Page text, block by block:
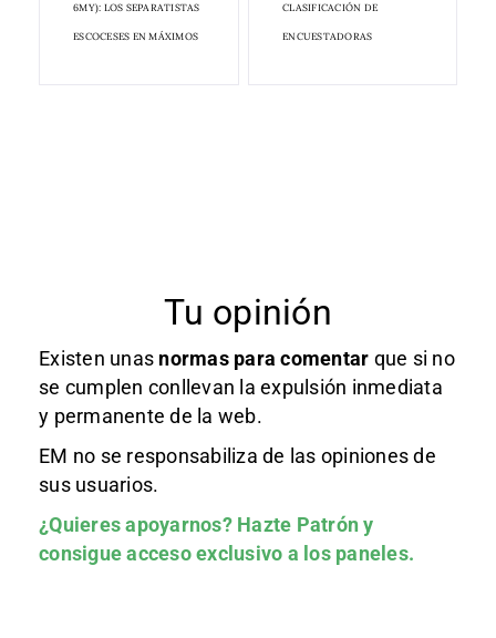
6MY): LOS SEPARATISTAS
ESCOCESES EN MÁXIMOS
CLASIFICACIÓN DE
ENCUESTADORAS
Tu opinión
Existen unas normas para comentar que si no
se cumplen conllevan la expulsión inmediata
y permanente de la web.
EM no se responsabiliza de las opiniones de
sus usuarios.
¿Quieres apoyarnos? Hazte Patróny
consigue acceso exclusivo a los paneles.